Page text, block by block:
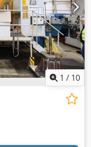
1 / 10